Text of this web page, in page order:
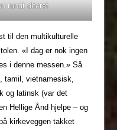
rundt alteret
til den multikulturelle
«I dag er nok ingen
i denne messen.» Så
tamil, vietnamesisk,
og latinsk (var det
Hellige Ånd hjelpe – og
kirkeveggen takket